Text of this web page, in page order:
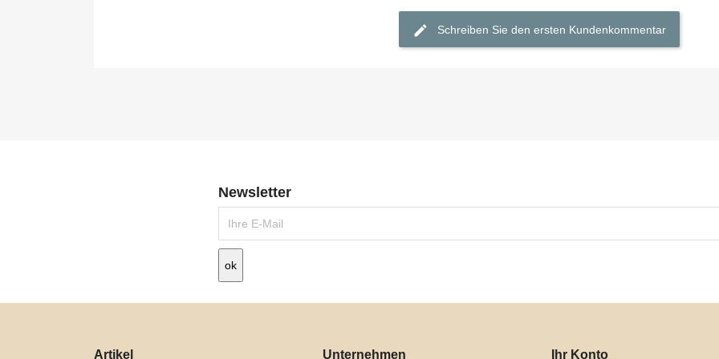
Schreiben Sie den ersten Kundenkommentar
Newsletter
Artikel Unternehmen Ihr Konto